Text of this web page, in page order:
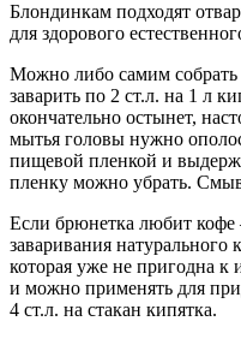
Блондинкам подходят
для здорового
Можно либо самим собрать
заварить по 2 ст.л. на 1 л
окончательно остынет,
мытья головы нужно
пищевой пленкой и
пленку можно убрать.
Если брюнетка любит
заваривания натурального
которая уже не пригодна
и можно применять для
4 ст.л. на стакан кипятка.